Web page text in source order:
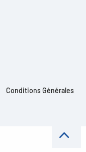
Conditions Générales